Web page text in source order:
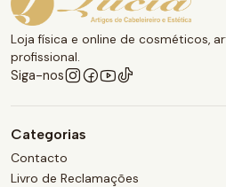
Loja física e online de cosméticos,
profissional.
Siga-nos
Categorias
Contacto
Livro de Reclamações